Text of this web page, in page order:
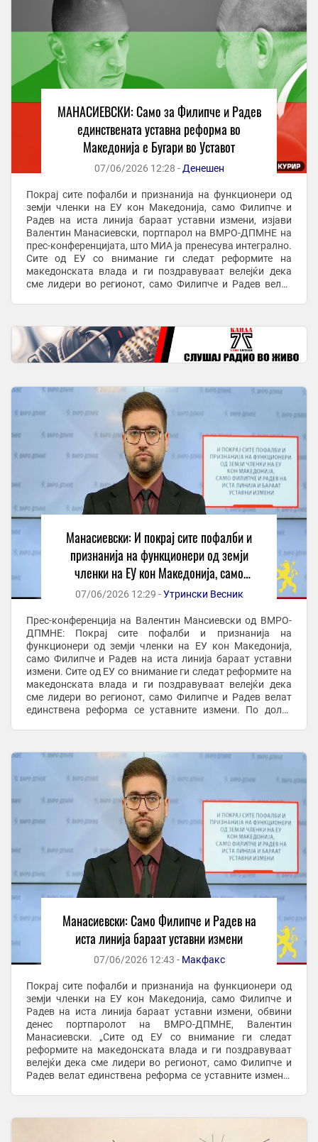
МАНАСИЕВСКИ: Само за Филипче и Радев
единствената уставна реформа во
Македонија е Бугари во Уставот
07/06/2026 12:28 - Денешен
Покрај сите пофалби и признанија на функционери од
земји членки на ЕУ кон Македонија, само Филипче и
Радев на иста линија бараат уставни измени, изјави
Валентин Манасиевски, портпарол на ВМРО-ДПМНЕ на
прес-конференцијата, што МИА ја пренесува интегрално.
Сите од ЕУ со внимание ги следат реформите на
македонската влада и ги поздравуваат велејќи дека
сме лидери во регионот, само Филипче и Радев велат
Манасиевски: И покрај сите пофалби и
признанија на функционери од земји
членки на ЕУ кон Македонија, само
Филипче и Радев на иста линија и бараат
07/06/2026 12:29 -Утрински Весник
Прес-конференција на Валентин Мансиевски од ВМРО-
ДПМНЕ: Покрај сите пофалби и признанија на
функционери од земји членки на ЕУ кон Македонија,
само Филипче и Радев на иста линија бараат уставни
измени. Сите од ЕУ со внимание ги следат реформите на
македонската влада и ги поздравуваат велејќи дека
сме лидери во регионот, само Филипче и Радев велат
единствена реформа се уставните измени. По долго
Манасиевски: Само Филипче и Радев на
иста линија бараат уставни измени
07/06/2026 12:43 - Макфакс
Покрај сите пофалби и признанија на функционери од
земји членки на ЕУ кон Македонија, само Филипче и
Радев на иста линија бараат уставни измени, обвини
денес портпаролот на ВМРО-ДПМНЕ, Валентин
Манасиевски. „Сите од ЕУ со внимание ги следат
реформите на македонската влада и ги поздравуваат
велејќи дека сме лидери во регионот, само Филипче и
Радев велат единствена реформа се уставните измени.